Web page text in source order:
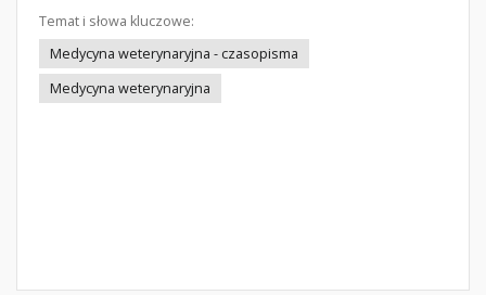
Temat i słowa kluczowe:
Medycyna weterynaryjna - czasopisma
Medycyna weterynaryjna